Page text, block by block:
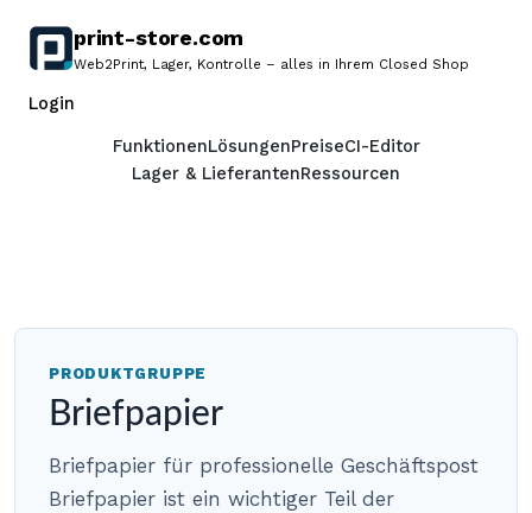
print-
Startseite
print-store.com
Web2Print, Lager, Kontrolle – alles in Ihrem Closed Shop
FunktionenLösungenPreiseCI-Editor
Lager & LieferantenRessourcen
Login
PRODUKTGRUPPE
Briefpapier
Briefpapier für professionelle Geschäftspost
Briefpapier ist ein wichtiger Teil der